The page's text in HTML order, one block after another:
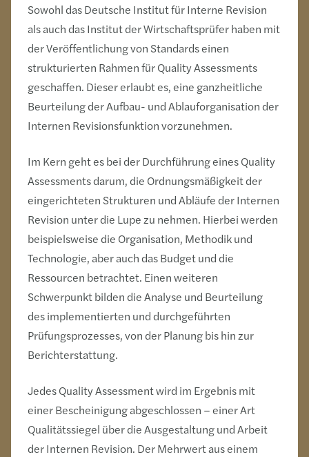
Sowohl das Deutsche Institut für Interne Revision
als auch das Institut der Wirtschaftsprüfer haben mit
der Veröffentlichung von Standards einen
strukturierten Rahmen für Quality Assessments
geschaffen. Dieser erlaubt es, eine ganzheitliche
Beurteilung der Aufbau- und Ablauforganisation der
Internen Revisionsfunktion vorzunehmen.
Im Kern geht es bei der Durchführung eines Quality
Assessments darum, die Ordnungsmäßigkeit der
eingerichteten Strukturen und Abläufe der Internen
Revision unter die Lupe zu nehmen. Hierbei werden
beispielsweise die Organisation, Methodik und
Technologie, aber auch das Budget und die
Ressourcen betrachtet. Einen weiteren
Schwerpunkt bilden die Analyse und Beurteilung
des implementierten und durchgeführten
Prüfungsprozesses, von der Planung bis hin zur
Berichterstattung.
Jedes Quality Assessment wird im Ergebnis mit
einer Bescheinigung abgeschlossen – einer Art
Qualitätssiegel über die Ausgestaltung und Arbeit
der Internen Revision. Der Mehrwert aus einem